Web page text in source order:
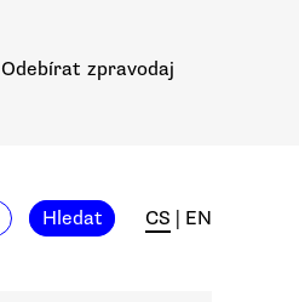
Odebírat zpravodaj
Hledat CS EN